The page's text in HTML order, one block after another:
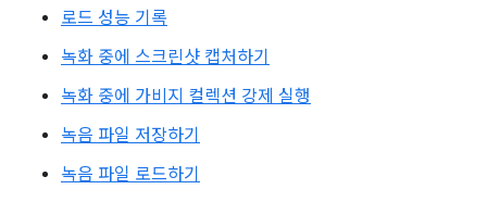
로드 성능 기록
녹화 중에 스크린샷 캡처하기
녹화 중에 가비지 컬렉션 강제 실행
녹음 파일 저장하기
녹음 파일 로드하기